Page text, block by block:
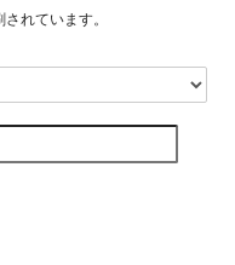
れています。